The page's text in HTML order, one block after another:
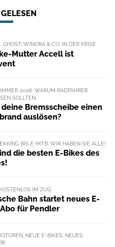
GHOST, WINORA & CO. IN DER KRISE
Mutter Accell ist
2026: WARUM RADFAHRER
SOLLTEN
deine Bremsscheibe einen
auslösen?
BIS E-MTB: WIR HABEN SIE ALLE!
die besten E-Bikes des
IM ZUG
Bahn startet neues E-
für Pendler
NEUE E-BIKES, NEUES